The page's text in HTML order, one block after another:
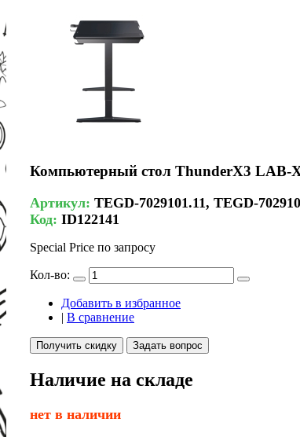
Компьютерный стол ThunderX3 LAB-X
Артикул: TEGD-7029101.11, TEGD-
Код: ID122141
Special Price по запросу
Кол-во:
Добавить в избранное
| В сравнение
Получить скидку Задать вопрос
Наличие на складе
нет в наличии